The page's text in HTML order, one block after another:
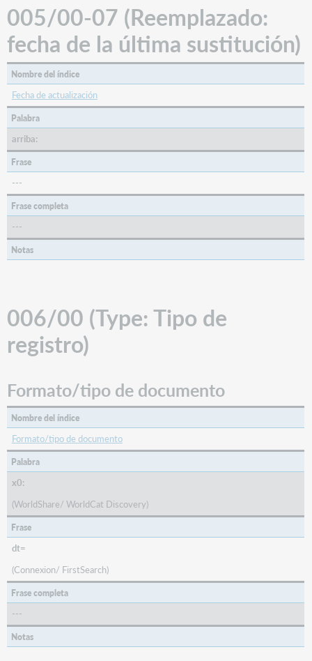
006/04
Tipo
de
recurso
continuo)
(CNR)
006/05
(Audn:
Público
objetivo)
(BKS,
REC,
SCO,
006/06
(Formato:
(BKS,
COM,
MIX,
SCO)
Microforma
o
no
microforma
006/08
(CrTp:
Tipo
de
material
cartográfico)
(MAP)
(Archivo:
tipo
005/00-07 (Reemplazado:
fecha de la última sustitución)
Nombre del índice
Fecha de actualización
Palabra
arriba:
Frase
---
Frase completa
---
Notas
006/00 (Type: Tipo de
registro)
Formato/tipo de documento
Nombre del índice
Formato/tipo de documento
Palabra
x0:
(WorldShare/ WorldCat Discovery)
Frase
dt=
(Connexion/ FirstSearch)
Frase completa
---
Notas